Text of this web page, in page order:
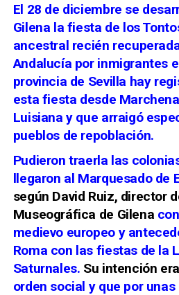
El 28 de diciembre se
Gilena la fiesta de los
ancestral recién
Andalucía por inmigrantes
provincia de Sevilla hay
esta fiesta desde
Luisiana y que arraigó
pueblos de repoblación.
Pudieron traerla las
llegaron al Marquesado de
según David Ruiz, director
Museográfica de Gilena
medievo europeo y
Roma con las fiestas de la
Saturnales. Su intención
orden social y que por